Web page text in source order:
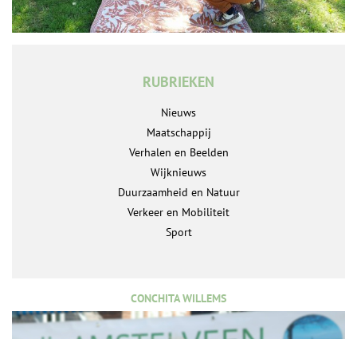
RUBRIEKEN
Nieuws
Maatschappij
Verhalen en Beelden
Wijknieuws
Duurzaamheid en Natuur
Verkeer en Mobiliteit
Sport
CONCHITA WILLEMS